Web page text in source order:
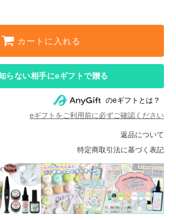
カートに入れる
らない相手にeギフトで贈る
のeギフトとは？
eギフトをご利用前に必ずご確認ください
返品について
特定商取引法に基づく表記